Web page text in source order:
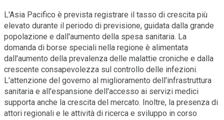
L'Asia Pacifico è prevista registrare il tasso di crescita più
elevato durante il periodo di previsione, guidata dalla grande
popolazione e dall'aumento della spesa sanitaria. La
domanda di borse speciali nella regione è alimentata
dall'aumento della prevalenza delle malattie croniche e dalla
crescente consapevolezza sul controllo delle infezioni.
L'attenzione del governo al miglioramento dell'infrastruttura
sanitaria e all'espansione dell'accesso ai servizi medici
supporta anche la crescita del mercato. Inoltre, la presenza di
attori regionali e le attività di ricerca e sviluppo in corso